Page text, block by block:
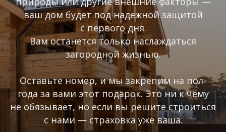
ваш дом будет под надежной защитой
с первого дня.
Вам останется только наслаждаться
загородной жизнью.
Оставьте номер, и мы закрепим на пол-
года за вами этот подарок. Это ни к чему
не обязывает, но если вы решите строиться
с нами — страховка уже ваша.